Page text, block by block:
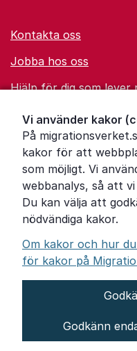
Vi använder kakor
På
kakor för att
som möjligt. Vi
webbanalys, så att
Du kan välja att
nödvändiga kakor.
Om kakor och hur
för kakor på
Godkänn
Kontakta oss
Jobba hos oss
Hjälp för dig som lever
Ordförklaringar
Om Migrationsverket
Pressrum
Other languages
Behandling av